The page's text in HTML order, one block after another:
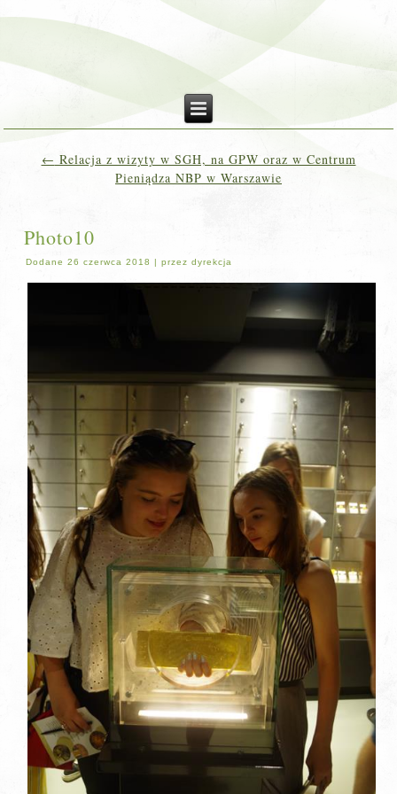
← Relacja z wizyty w SGH, na GPW oraz w Centrum
Pieniądza NBP w Warszawie
Photo10
Dodane 26 czerwca 2018 |przez dyrekcja